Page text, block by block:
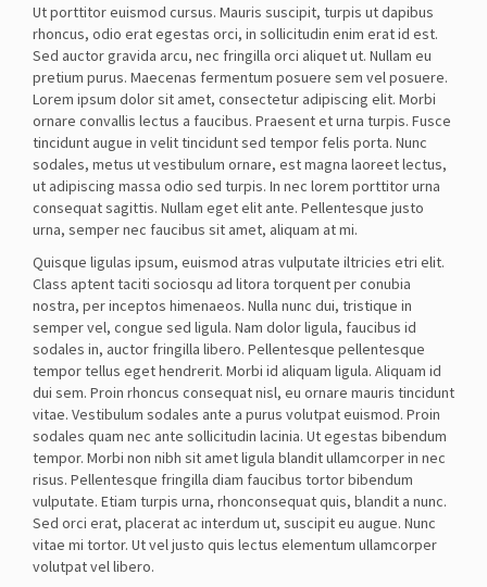
Ut porttitor euismod cursus. Mauris suscipit, turpis ut dapibus
rhoncus, odio erat egestas orci, in sollicitudin enim erat id est.
Sed auctor gravida arcu, nec fringilla orci aliquet ut. Nullam eu
pretium purus. Maecenas fermentum posuere sem vel posuere.
Lorem ipsum dolor sit amet, consectetur adipiscing elit. Morbi
ornare convallis lectus a faucibus. Praesent et urna turpis. Fusce
tincidunt augue in velit tincidunt sed tempor felis porta. Nunc
sodales, metus ut vestibulum ornare, est magna laoreet lectus,
ut adipiscing massa odio sed turpis. In nec lorem porttitor urna
consequat sagittis. Nullam eget elit ante. Pellentesque justo
urna, semper nec faucibus sit amet, aliquam at mi.
Quisque ligulas ipsum, euismod atras vulputate iltricies etri elit.
Class aptent taciti sociosqu ad litora torquent per conubia
nostra, per inceptos himenaeos. Nulla nunc dui, tristique in
semper vel, congue sed ligula. Nam dolor ligula, faucibus id
sodales in, auctor fringilla libero. Pellentesque pellentesque
tempor tellus eget hendrerit. Morbi id aliquam ligula. Aliquam id
dui sem. Proin rhoncus consequat nisl, eu ornare mauris tincidunt
vitae. Vestibulum sodales ante a purus volutpat euismod. Proin
sodales quam nec ante sollicitudin lacinia. Ut egestas bibendum
tempor. Morbi non nibh sit amet ligula blandit ullamcorper in nec
risus. Pellentesque fringilla diam faucibus tortor bibendum
vulputate. Etiam turpis urna, rhonconsequat quis, blandit a nunc.
Sed orci erat, placerat ac interdum ut, suscipit eu augue. Nunc
vitae mi tortor. Ut vel justo quis lectus elementum ullamcorper
volutpat vel libero.